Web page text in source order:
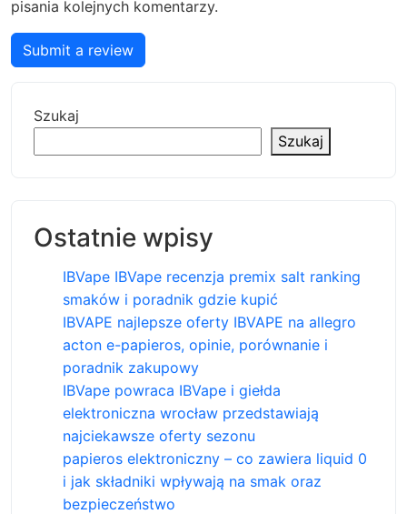
pisania kolejnych komentarzy.
Submit a review
Szukaj
Szukaj
Ostatnie wpisy
IBVape IBVape recenzja premix salt ranking
smaków i poradnik gdzie kupić
IBVAPE najlepsze oferty IBVAPE na allegro
acton e-papieros, opinie, porównanie i
poradnik zakupowy
IBVape powraca IBVape i giełda
elektroniczna wrocław przedstawiają
najciekawsze oferty sezonu
papieros elektroniczny – co zawiera liquid 0
i jak składniki wpływają na smak oraz
bezpieczeństwo